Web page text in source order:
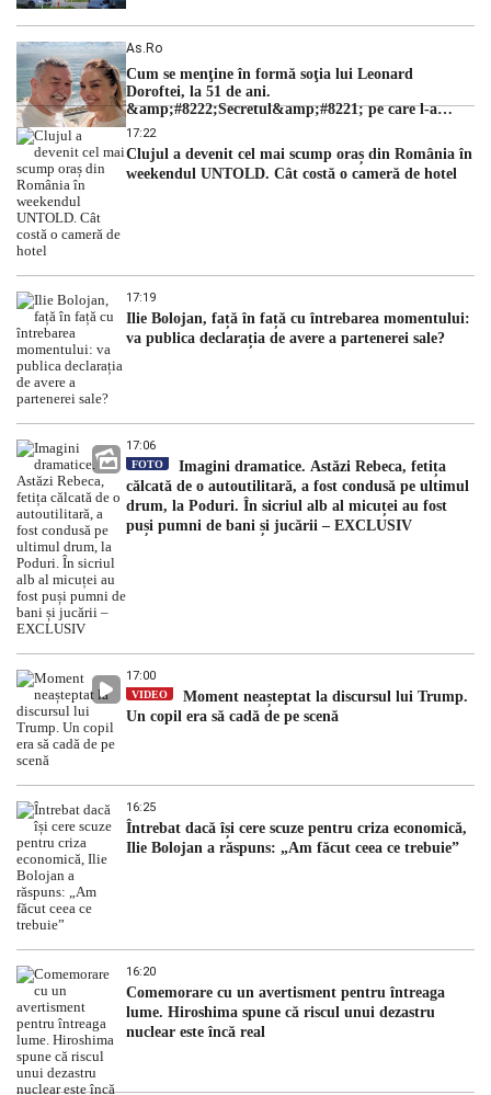
As.ro
Cum se menţine în formă soţia lui Leonard
Doroftei, la 51 de ani.
&amp;#8222;Secretul&amp;#8221; pe care l-a
dezvăluit
17:22
Clujul a devenit cel mai scump oraș din România în
weekendul UNTOLD. Cât costă o cameră de hotel
17:19
Ilie Bolojan, față în față cu întrebarea momentului:
va publica declarația de avere a partenerei sale?
17:06
FOTO
Imagini dramatice. Astăzi Rebeca, fetița
călcată de o autoutilitară, a fost condusă pe ultimul
drum, la Poduri. În sicriul alb al micuței au fost
puși pumni de bani și jucării – EXCLUSIV
17:00
VIDEO
Moment neașteptat la discursul lui Trump.
Un copil era să cadă de pe scenă
16:25
Întrebat dacă își cere scuze pentru criza economică,
Ilie Bolojan a răspuns: „Am făcut ceea ce trebuie”
16:20
Comemorare cu un avertisment pentru întreaga
lume. Hiroshima spune că riscul unui dezastru
nuclear este încă real